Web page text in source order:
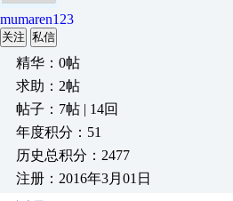
mumaren123
关注 私信
精华：0帖
求助：2帖
帖子：7帖 | 14回
年度积分：51
历史总积分：2477
注册：2016年3月01日